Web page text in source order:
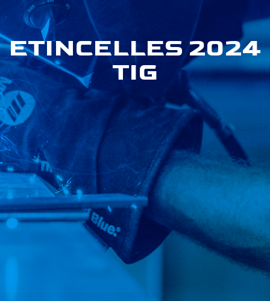
ETINCELLES 2024
TIG